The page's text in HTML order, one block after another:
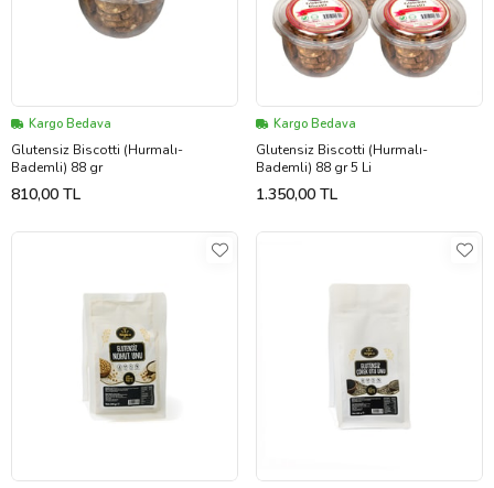
Kargo Bedava
Glutensiz Biscotti (Hurmalı-
Bademli) 88 gr
810,00 TL
Kargo Bedava
Glutensiz Biscotti (Hurmalı-
Bademli) 88 gr 5 Li
1.350,00 TL